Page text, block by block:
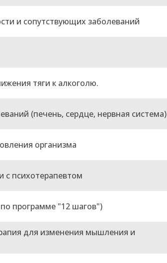
и сопутствующих заболеваний
тяги к алкоголю.
(печень, сердце, нервная система)
организма
с психотерапевтом
программе "12 шагов")
для изменения мышления и